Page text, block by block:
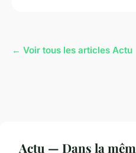
← Voir tous les articles Actu
Actu — Dans la